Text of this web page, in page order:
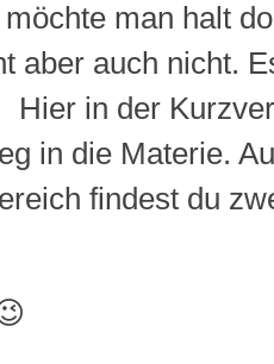
man halt
aber auch nicht.
in der
in die Materie.
findest du